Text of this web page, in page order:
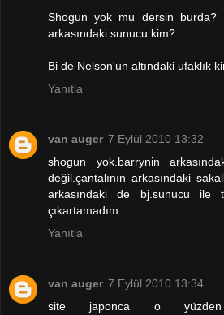
Shogun yok mu dersin burda?
arkasındaki sunucu kim?
Bi de Nelson'un altındaki ufaklık
Yanıtla
van auger 7 Eylül 2010 13:32
shogun yok.barrynin
değil.çantalının arkasındaki
arkasındaki de bj.sunucu ile
çıkartamadım.
Yanıtla
van auger 7 Eylül 2010 13:34
site japonca o yüzden